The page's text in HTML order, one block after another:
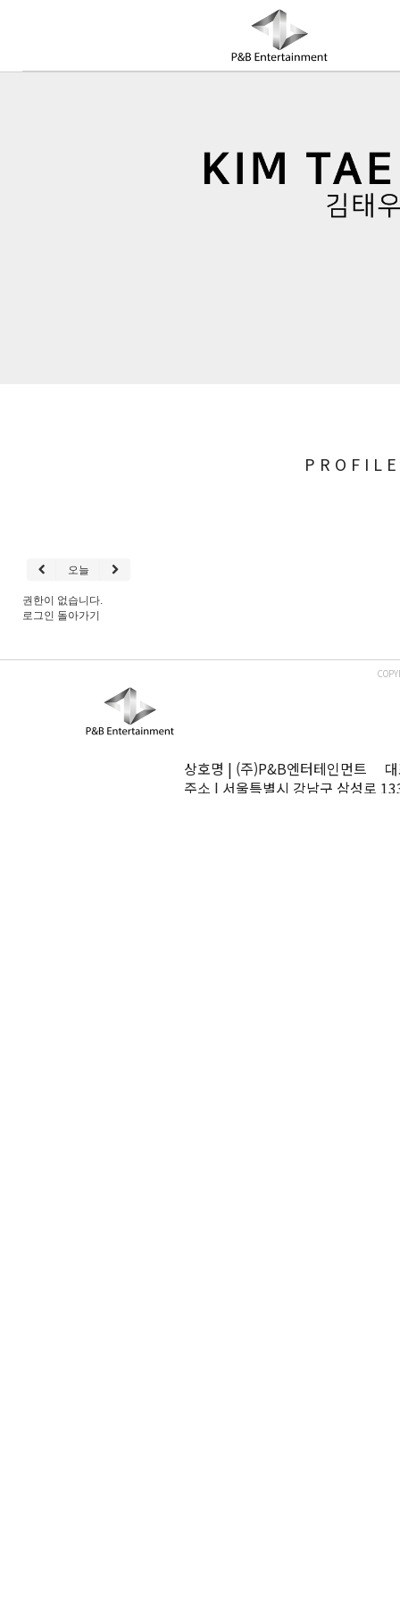
COMPANY
PROFILE
오늘
권한이 없습니다.
로그인 돌아가기
상호명 | (주)P&B엔터테인먼트
주소 | 서울특별시 강남구 삼성로